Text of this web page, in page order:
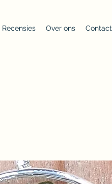
Recensies Over ons Contact